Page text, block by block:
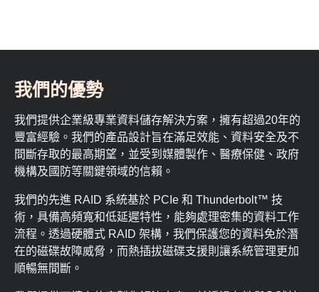
我們的優勢
我們提供企業級專業資料儲存解決方案，擁有超過20年的
豐富經驗。我們的產品設計旨在滿足效能、資料安全及不
間斷存取的最高期望，並受到媒體製作、醫療保健、政府
機構及國防等關鍵領域的信賴。
我們的先進 RAID 系統基於 PCIe 和 Thunderbolt™ 技
術，具備高頻寬和低延遲特性，能夠處理密集的資料工作
流程。透過硬體式 RAID 架構，我們保護您的資料免於潛
在的磁碟故障威脅，而熱插拔磁碟支援則讓系統管理更加
順暢無間斷。